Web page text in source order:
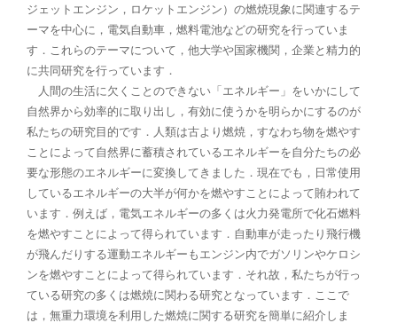
ジェットエンジン，ロケットエンジン）の燃焼現象に関連するテ
ーマを中心に，電気自動車，燃料電池などの研究を行っていま
す．これらのテーマについて，他大学や国家機関，企業と精力的
に共同研究を行っています．
人間の生活に欠くことのできない「エネルギー」をいかにして
自然界から効率的に取り出し，有効に使うかを明らかにするのが
私たちの研究目的です．人類は古より燃焼，すなわち物を燃やす
ことによって自然界に蓄積されているエネルギーを自分たちの必
要な形態のエネルギーに変換してきました．現在でも，日常使用
しているエネルギーの大半が何かを燃やすことによって賄われて
います．例えば，電気エネルギーの多くは火力発電所で化石燃料
を燃やすことによって得られています．自動車が走ったり飛行機
が飛んだりする運動エネルギーもエンジン内でガソリンやケロシ
ンを燃やすことによって得られています．それ故，私たちが行っ
ている研究の多くは燃焼に関わる研究となっています．ここで
は，無重力環境を利用した燃焼に関する研究を簡単に紹介しま